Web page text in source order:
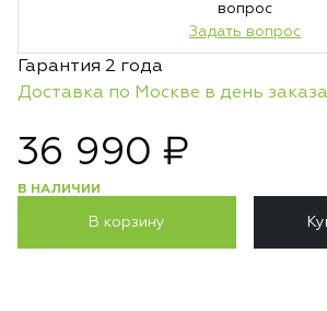
вопрос
Задать вопрос
Гарантия 2 года
Доставка по Москве в день
36 990 ₽
В НАЛИЧИИ
В корзину